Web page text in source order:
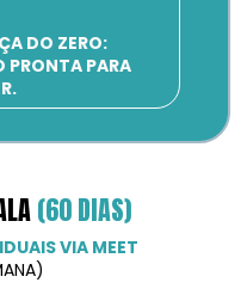
(60 DIAS)
VIA MEET
DO ZERO:
PRONTA PARA